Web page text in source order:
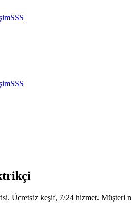
SSS
SSS
Ücretsiz keşif, 7/24 hizmet. Müşteri